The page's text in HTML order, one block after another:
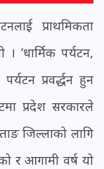
प्राथमिकता
‘धार्मिक पर्यटन,
प्रवर्द्धन हुन
प्रदेश सरकारले
जिल्लाको लागि
र आगामी वर्ष यो